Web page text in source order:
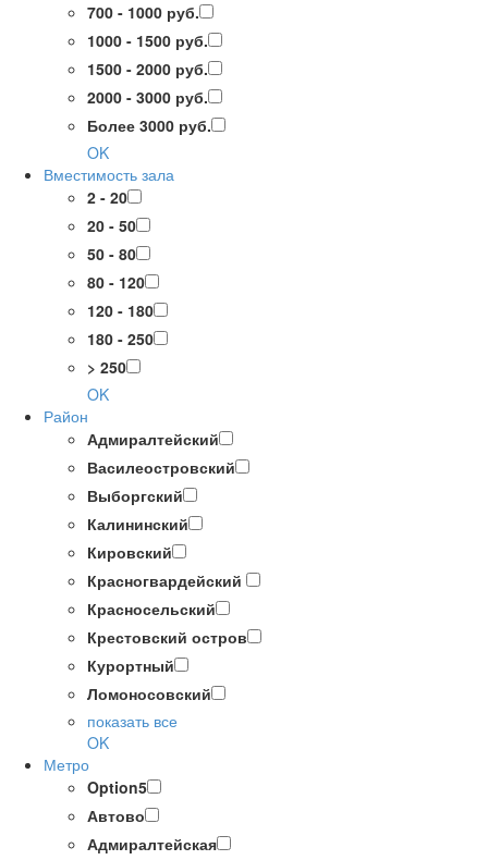
700 - 1000 руб.
1000 - 1500 руб.
1500 - 2000 руб.
2000 - 3000 руб.
Более 3000 руб.
OK
Вместимость зала
2 - 20
20 - 50
50 - 80
80 - 120
120 - 180
180 - 250
> 250
OK
Район
Адмиралтейский
Василеостровский
Выборгский
Калининский
Кировский
Красногвардейский
Красносельский
Крестовский остров
Курортный
Ломоносовский
показать все
OK
Метро
Option5
Автово
Адмиралтейская